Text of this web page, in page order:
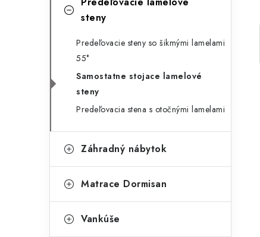
steny
Predeľovacie steny so šikmými lamelami
55°
Samostatne stojace lamelové
steny
Predeľovacia stena s otočnými lamelami
Záhradný nábytok
Matrace Dormisan
Vankúše